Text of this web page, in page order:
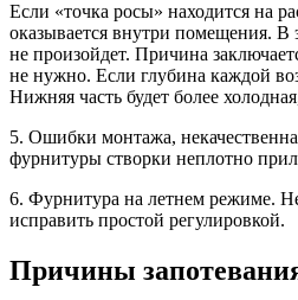
Если «точка росы» находится на
оказывается внутри помещения. В
не произойдет. Причина
не нужно. Если глубина каждой
Нижняя часть будет более
5. Ошибки монтажа,
фурнитуры створки неплотно
6. Фурнитура на летнем режиме.
исправить простой регулировкой.
Причины